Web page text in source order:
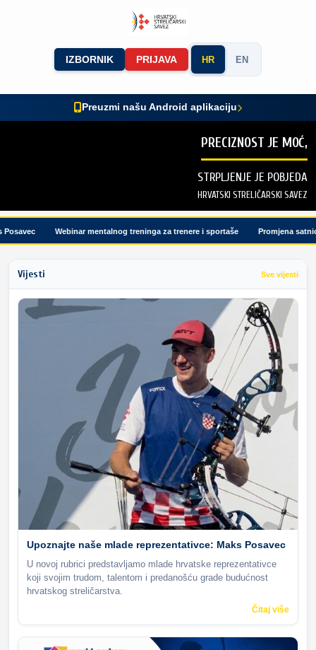
IZBORNIK PRIJAVA HR EN
Preuzmi našu Android aplikaciju
PRECIZNOST JE MOĆ,
STRPLJENJE JE POBJEDA
HRVATSKI STRELIČARSKI SAVEZ
Webinar mentalnog treninga za trenere i sportaše Promjena
Vijesti Sve vijesti
Upoznajte naše mlade reprezentativce: Maks Posavec
U novoj rubrici predstavljamo mlade hrvatske reprezentativce
koji svojim trudom, talentom i predanošću grade budućnost
hrvatskog streličarstva.
Čitaj više